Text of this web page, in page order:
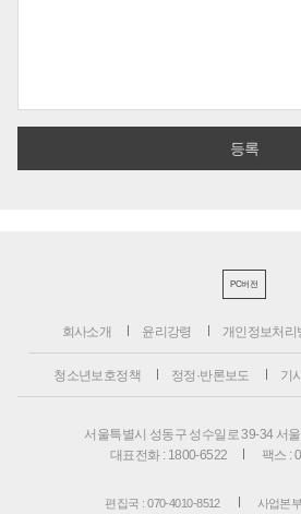
PC버전
회사소개 윤리강령 개인정보처리
청소년보호정책 정정·반론보도 기
서울특별시 성동구 성수일로 39-34 서
대표전화 : 1800-6522
팩스 :
편집국 : 070-4010-8512 사업본